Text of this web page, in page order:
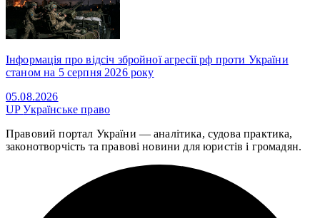
Інформація про відсіч збройної агресії рф проти України
станом на 5 серпня 2026 року
05.08.2026
UPУкраїнське право
Правовий портал України — аналітика, судова практика,
законотворчість та правові новини для юристів і громадян.